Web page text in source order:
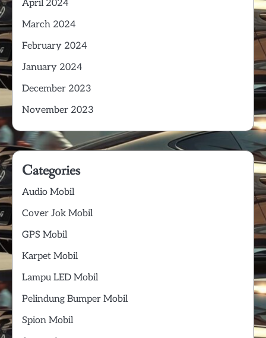
April 2024
March 2024
February 2024
January 2024
December 2023
November 2023
Categories
Audio Mobil
Cover Jok Mobil
GPS Mobil
Karpet Mobil
Lampu LED Mobil
Pelindung Bumper Mobil
Spion Mobil